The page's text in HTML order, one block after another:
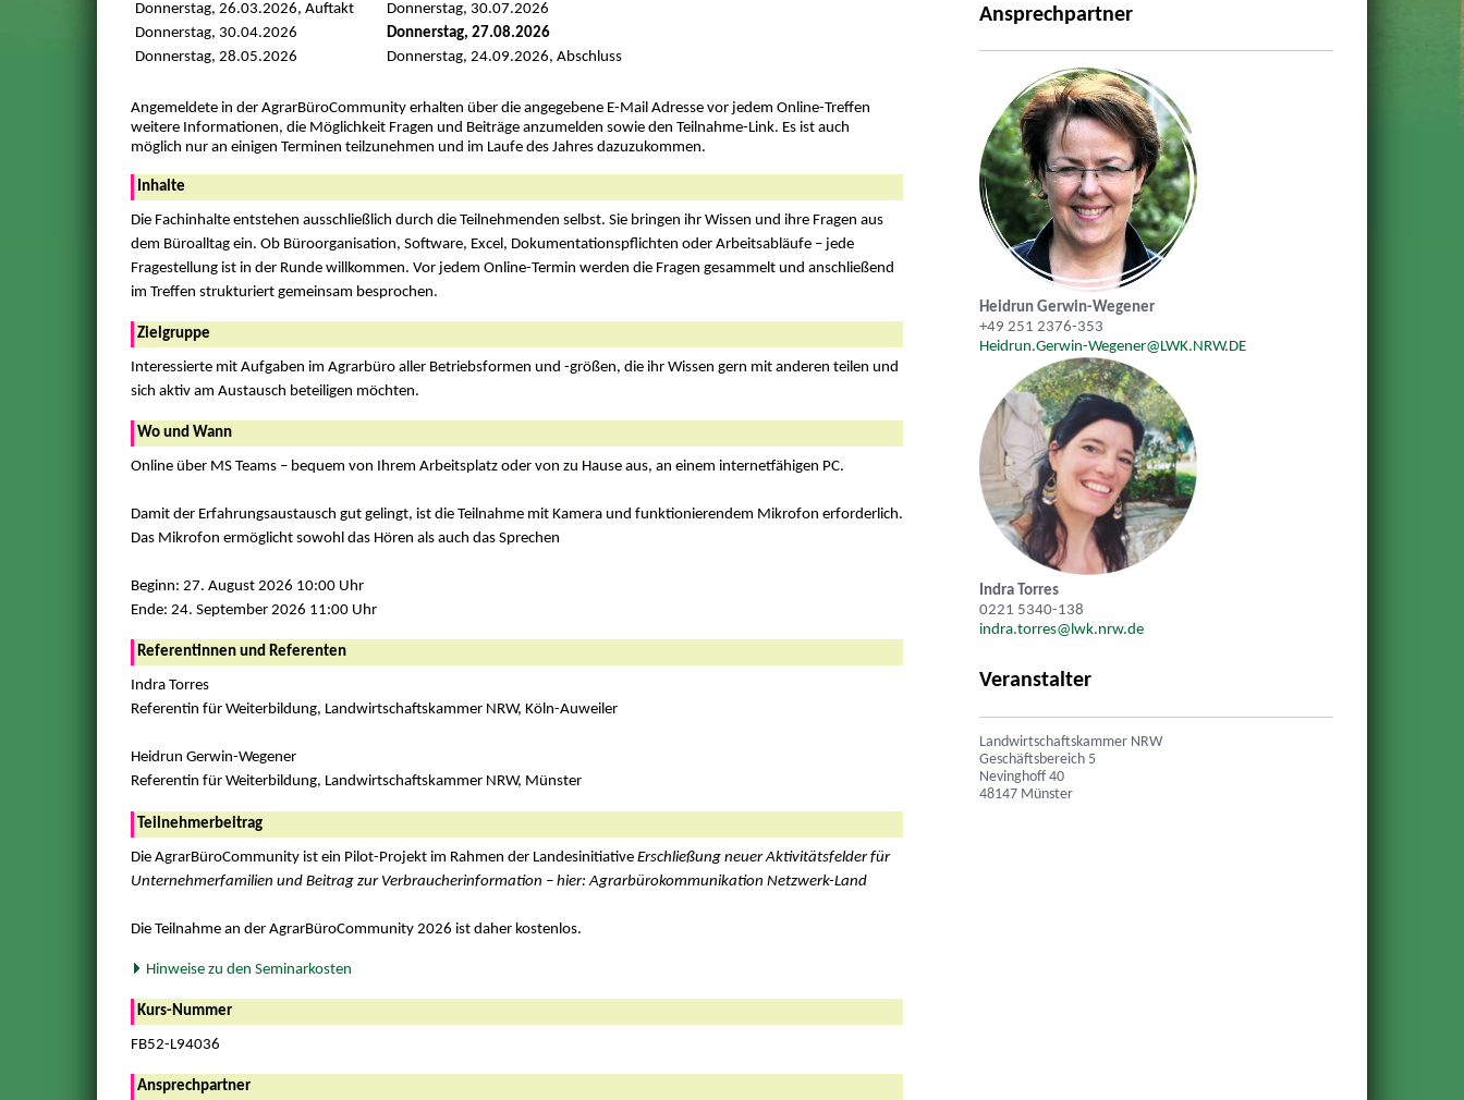
Donnerstag, 26.03.2026, Auftakt
Donnerstag, 30.04.2026
Donnerstag, 28.05.2026
Donnerstag, 30.07.2026
Donnerstag, 27.08.2026
Donnerstag, 24.09.2026, Abschluss
Angemeldete in der AgrarBüroCommunity erhalten über die angegebene E-Mail Adresse vor jedem Online-Treffen
weitere Informationen, die Möglichkeit Fragen und Beiträge anzumelden sowie den Teilnahme-Link. Es ist auch
möglich nur an einigen Terminen teilzunehmen und im Laufe des Jahres dazuzukommen.
Inhalte
Die Fachinhalte entstehen ausschließlich durch die Teilnehmenden selbst. Sie bringen ihr Wissen und ihre Fragen aus
dem Büroalltag ein. Ob Büroorganisation, Software, Excel, Dokumentationspflichten oder Arbeitsabläufe – jede
Fragestellung ist in der Runde willkommen. Vor jedem Online-Termin werden die Fragen gesammelt und anschließend
im Treffen strukturiert gemeinsam besprochen.
Zielgruppe
Interessierte mit Aufgaben im Agrarbüro aller Betriebsformen und -größen, die ihr Wissen gern mit anderen teilen und
sich aktiv am Austausch beteiligen möchten.
Wo und Wann
Online über MS Teams – bequem von Ihrem Arbeitsplatz oder von zu Hause aus, an einem internetfähigen PC.
Damit der Erfahrungsaustausch gut gelingt, ist die Teilnahme mit Kamera und funktionierendem Mikrofon erforderlich.
Das Mikrofon ermöglicht sowohl das Hören als auch das Sprechen
Beginn: 27. August 2026 10:00 Uhr
Ende: 24. September 2026 11:00 Uhr
Referentinnen und Referenten
Indra Torres
Referentin für Weiterbildung, Landwirtschaftskammer NRW, Köln-Auweiler
Heidrun Gerwin-Wegener
Referentin für Weiterbildung, Landwirtschaftskammer NRW, Münster
Teilnehmerbeitrag
Die AgrarBüroCommunity ist ein Pilot-Projekt im Rahmen der Landesinitiative Erschließung neuer Aktivitätsfelder für
Unternehmerfamilien und Beitrag zur Verbraucherinformation – hier: Agrarbürokommunikation Netzwerk-Land
Die Teilnahme an der AgrarBüroCommunity 2026 ist daher kostenlos.
Hinweise zu den Seminarkosten
Kurs-Nummer
FB52-L94036
Ansprechpartner
Ansprechpartner
Heidrun Gerwin-Wegener
+49 251 2376-353
Heidrun.Gerwin-Wegener@LWK.NRW.DE
Indra Torres
0221 5340-138
indra.torres@lwk.nrw.de
Veranstalter
Landwirtschaftskammer NRW
Geschäftsbereich 5
Nevinghoff 40
48147 Münster